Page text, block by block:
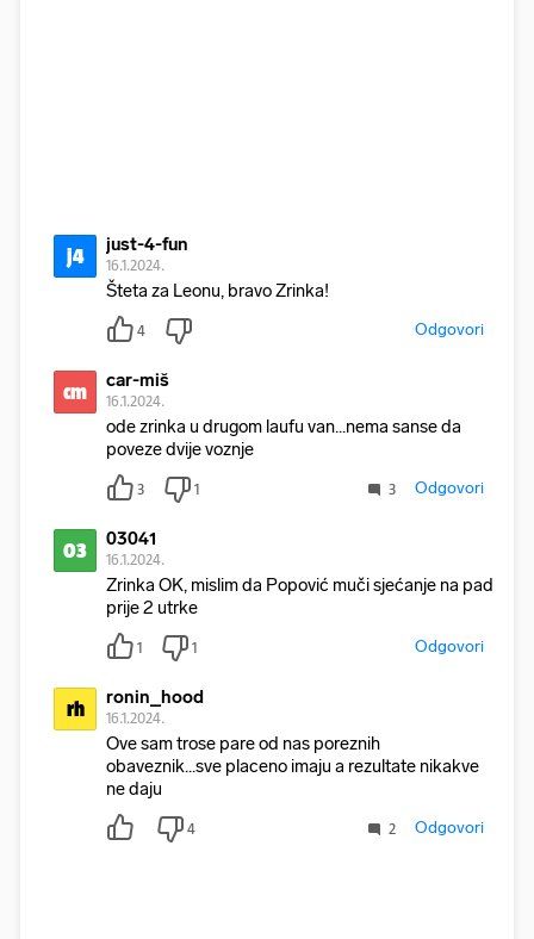
j4 just-4-fun
16.1.2024.
Šteta za Leonu, bravo Zrinka!
4 Odgovori
cm car-miš
16.1.2024.
ode zrinka u drugom laufu van...nema sanse da
poveze dvije voznje
3 1 3 Odgovori
03 03041
16.1.2024.
Zrinka OK, mislim da Popović muči sjećanje na pad
prije 2 utrke
1 1 Odgovori
rh ronin_hood
16.1.2024.
Ove sam trose pare od nas poreznih
obaveznik...sve placeno imaju a rezultate nikakve
ne daju
4 2 Odgovori